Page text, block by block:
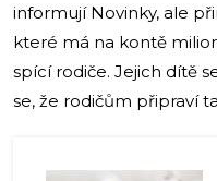
informují Novinky, ale
které má na kontě
spící rodiče. Jejich dítě
se, že rodičům připraví